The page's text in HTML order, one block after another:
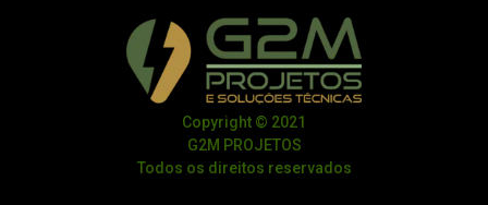
Copyright © 2021
G2M PROJETOS
Todos os direitos reservados